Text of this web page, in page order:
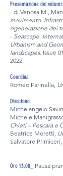
Presentazione dei volumi:
- di Venosa M.,
movimento.
rigenerazione dei
- Seascape.
Urbanism and
landscapes. Issue
2022.
Coordina
Romeo Farinella,
Discutono
Michelangelo
Michele
Chieti – Pescara e
Beatrice Moretti,
Salvatore Primiceri,
Ore 13.00_ Pausa